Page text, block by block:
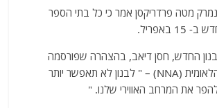
מטה פרדריקסן אמר כי כל בתי הספר
באפריל.
החדש, חסן דיאב, בהצהרה שפורסמה
בסוכנות החדשות הלאומית (NNA) – " לבנון לא תאפשר יותר
את המרחב האווירי שלנו. "